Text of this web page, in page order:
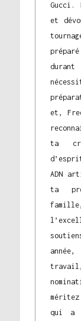
Gucci.
et
et,
ta
ADN
ta
qui a